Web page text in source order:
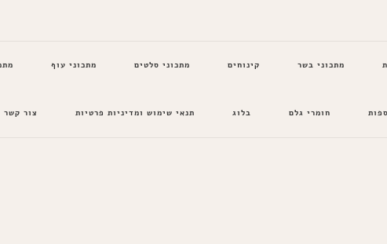
מתכוני בשר קינוחים מתכוני סלטים מתכוני עוף
חומרי גלם בלוג תנאי שימוש ומדיניות פרטיות צור קשר